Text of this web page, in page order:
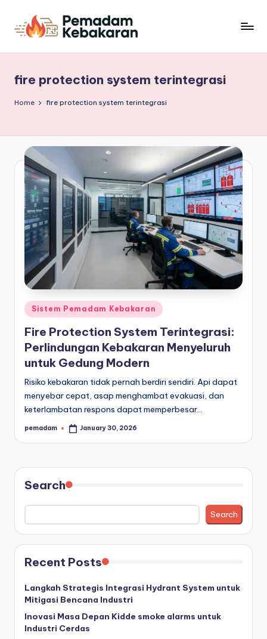
Skip
content
m
a
m
K
dan
Perlindungan
Kebakaran
fire protection system terintegrasi
Home fire protection system terintegrasi
Posted
in
Sistem Pemadam Kebakaran
Fire Protection System Terintegrasi:
Perlindungan Kebakaran Menyeluruh
untuk Gedung Modern
Risiko kebakaran tidak pernah berdiri sendiri. Api dapat
menyebar cepat, asap menghambat evakuasi, dan
keterlambatan respons dapat memperbesar…
Posted
pemadam January 30, 2026
Search
Search
Recent Posts
Langkah Strategis Integrasi Hydrant System untuk
Mitigasi Bencana Industri
Inovasi Masa Depan Kidde smoke alarms untuk
Industri Cerdas